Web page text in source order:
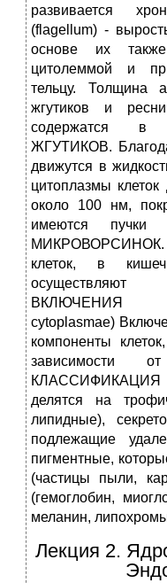
развивается
(flagellum) -
основе их
цитолеммой и
тельцу. Толщина
жгутиков и
содержатся в
ЖГУТИКОВ.
движутся в
цитоплазмы
около 100 нм,
имеются пучки
клеток, в
ВКЛЮЧЕНИЯ
cytoplasmae)
компоненты
зависимости
делятся на
липидные),
подлежащие
пигментные,
(частицы пыли,
(гемоглобин,
меланин,
Лекция 2.